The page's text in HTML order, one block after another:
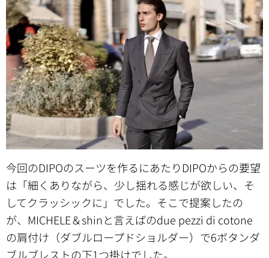
今回のDIPOのスーツを作るにあたりDIPOからの要望
は「細くありながら、少し揺れる感じが欲しい、そ
してクラッシックに」でした。そこで提案したの
が、MICHELE＆shinと言えばのdue pezzi di cotone
の肩付け（ダブルロープドショルダー）で6ボタンダ
ブルブレストの下1つ掛けでした。